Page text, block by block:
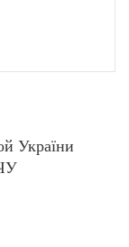
України